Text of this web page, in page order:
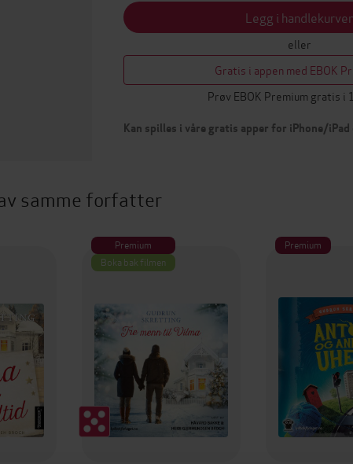
Legg i handlekurven
eller
Gratis i appen med EBOK
Prøv EBOK Premium gratis i
Kan spilles i våre gratis apper for iPhone/
samme forfatter
Premium
Boka bak filmen
Premium